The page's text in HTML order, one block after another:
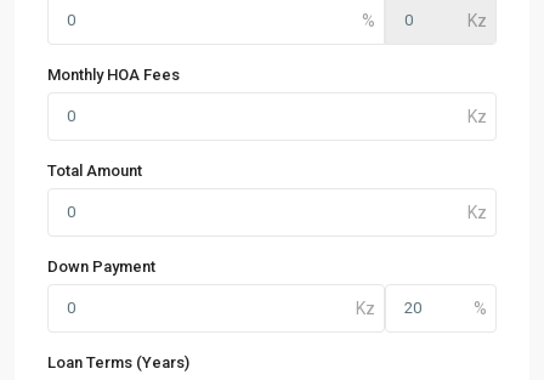
Monthly HOA Fees
Total Amount
Down Payment
Loan Terms (Years)